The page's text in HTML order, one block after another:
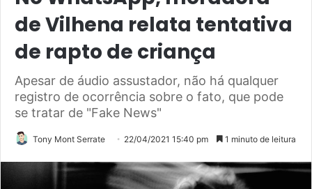
de Vilhena relata tentativa
de rapto de criança
Apesar de áudio assustador, não há qualquer
registro de ocorrência sobre o fato, que pode
se tratar de "Fake News"
Tony Mont Serrate 22/04/2021 15:40 pm 1 minuto de leitura